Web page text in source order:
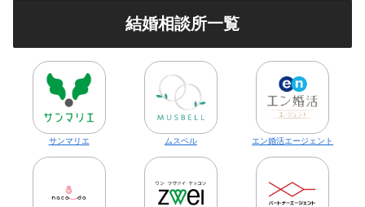
結婚相談所一覧
サンマリエ ムスベル エン婚活エージェント